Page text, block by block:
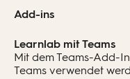
Add-ins
Learnlab mit Teams
Mit dem Teams-Add-
Teams verwendet